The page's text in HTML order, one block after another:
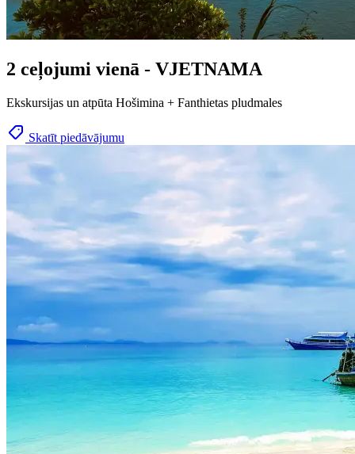
2 ceļojumi vienā - VJETNAMA
Ekskursijas un atpūta Hošimina + Fanthietas pludmales
Skatīt piedāvājumu